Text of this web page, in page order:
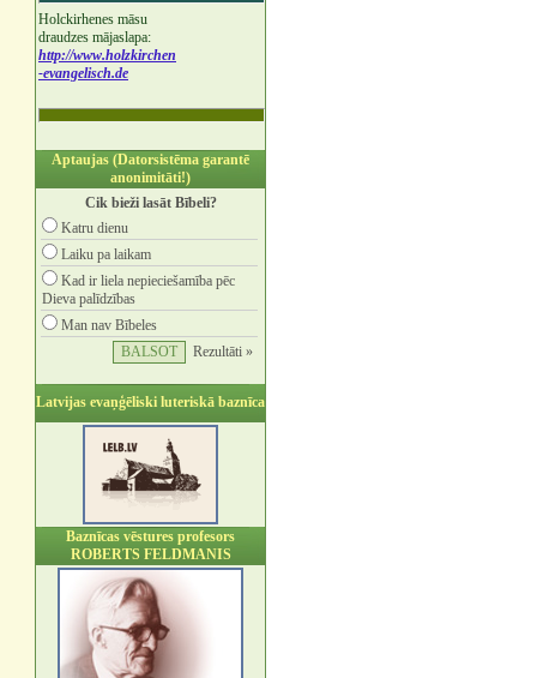
Holckirhenes māsu
draudzes mājaslapa:
http://www.holzkirchen
-evangelisch.de
Aptaujas (Datorsistēma garantē
anonimitāti!)
Cik bieži lasāt Bībeli?
Katru dienu
Laiku pa laikam
Kad ir liela nepieciešamība pēc
Dieva palīdzības
Man nav Bībeles
Rezultāti »
Latvijas evaņģēliski luteriskā baznīca
Baznīcas vēstures profesors
ROBERTS FELDMANIS